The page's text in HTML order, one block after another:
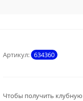
Артикул: 634360
Чтобы получить клубную